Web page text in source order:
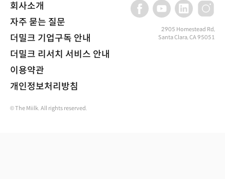
회사소개
자주 묻는 질문
더밀크 기업구독 안내
더밀크 리서치 서비스 안내
이용약관
개인정보처리방침
2905 Homestead Rd,
Santa Clara, CA 95051
© The Miilk. All rights reserved.